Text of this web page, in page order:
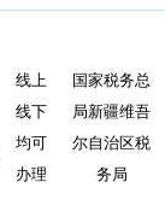
线上
线下
均可
办理
国家税务总
局新疆维吾
尔自治区税
务局